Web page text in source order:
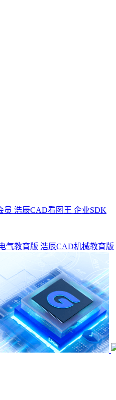
员 浩辰CAD看图王 企业SDK
气教育版 浩辰CAD机械教育版